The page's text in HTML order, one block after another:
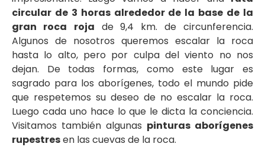
circular de 3 horas alrededor de la base de la
gran roca
roja de 9,4 km. de circunferencia.
Algunos de nosotros queremos escalar la roca
hasta lo alto, pero por culpa del viento no nos
dejan. De todas formas, como este lugar es
sagrado para los aborígenes, todo el mundo pide
que respetemos su deseo de no escalar la roca.
Luego cada uno hace lo que le dicta la conciencia.
Visitamos también algunas pinturas aborígenes
rupestresen las cuevas de la roca.